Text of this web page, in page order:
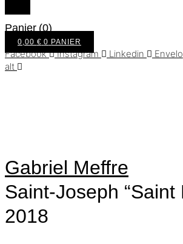
Panier (0)
0,00 € 0 PANIER
Facebook Instagram Linkedin
alt
Gabriel Meffre
Saint-Joseph “Saint
2018